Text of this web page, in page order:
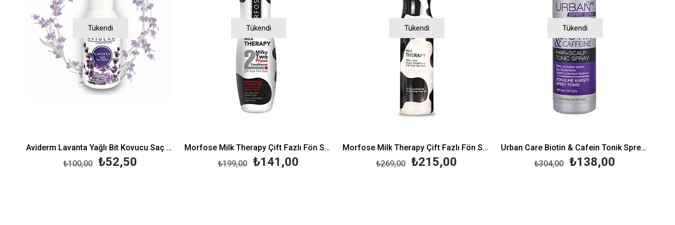
Tükendi
Aviderm Lavanta Yağlı Bit Kovucu Saç Spreyi 100 ml
₺52,50
₺100,00
Tükendi
Morfose Milk Therapy Çift Fazlı Fön Sütü 240 ml
₺141,00
₺199,00
Tükendi
Morfose Milk Therapy Çift Fazlı Fön Sütü 400 ml
₺215,00
₺269,00
Tükendi
Urban Care Biotin & Cafein Tonik Sprey 200 ml
₺138,00
₺304,00